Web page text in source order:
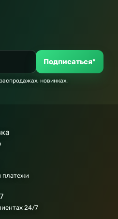
Подписаться*
новинках.
платежи
24/7